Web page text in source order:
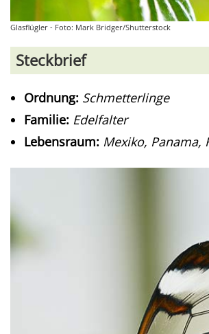
Glasflügler - Foto: Mark Bridger/Shutterstock
Steckbrief
Ordnung: Schmetterlinge
Familie: Edelfalter
Lebensraum: Mexiko, Panama,